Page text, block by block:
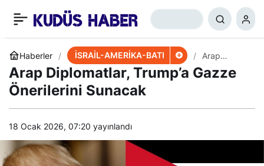
Haberler İSRAİL-AMERİKA-BATI
​​​​​​​Arap
Trump’a
​​​​​​​Arap Diplomatlar, Trump’a Gazze
Önerilerini Sunacak
18 Ocak 2026, 07:20 yayınlandı
Siyonistler Gazze,
Lübnan, Suriye’ye
“Yerleşmeye”
+ 0 Paylaş